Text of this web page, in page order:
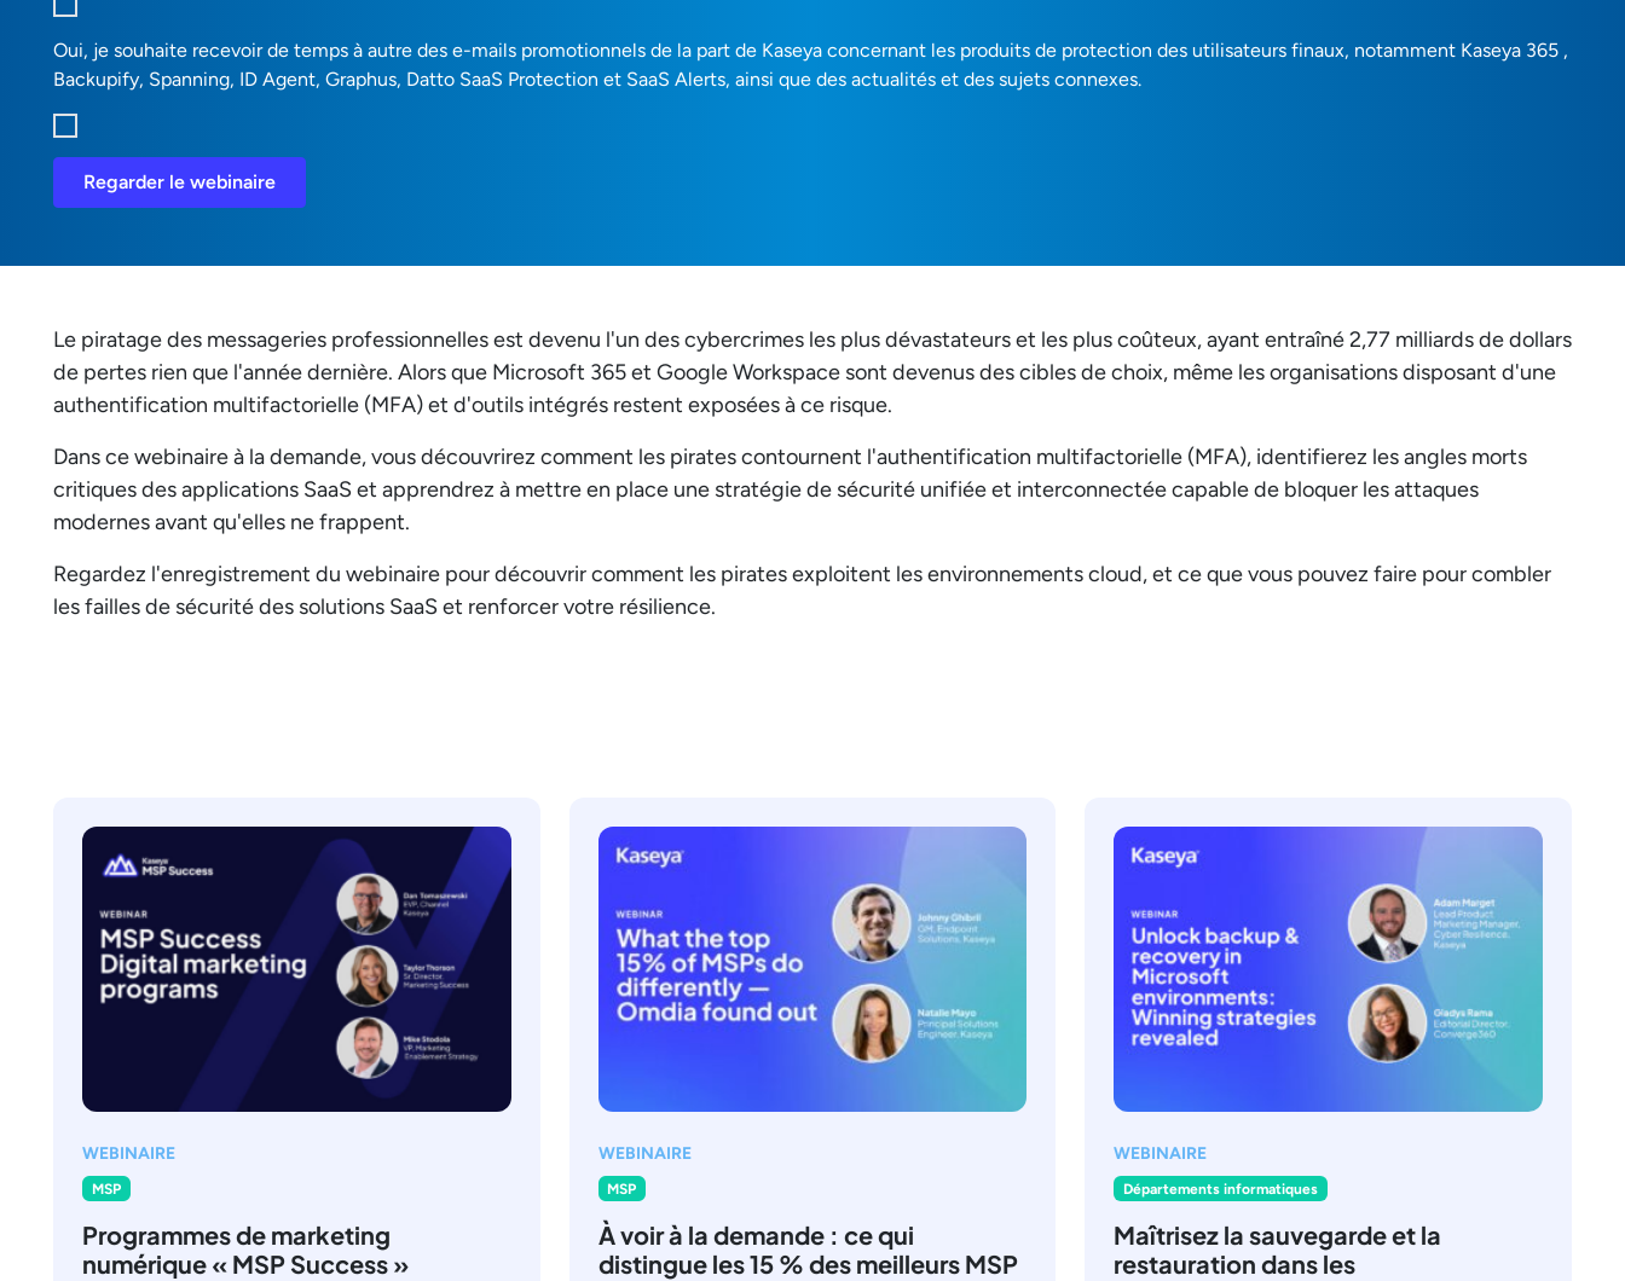
Oui, je souhaite recevoir de temps à autre des e-mails promotionnels de la part de Kaseya concernant les produits de protection des utilisateurs finaux, notamment Kaseya 365 ,
Backupify, Spanning, ID Agent, Graphus, Datto SaaS Protection et SaaS Alerts, ainsi que des actualités et des sujets connexes.
Regarder le webinaire
Le piratage des messageries professionnelles est devenu l'un des cybercrimes les plus dévastateurs et les plus coûteux, ayant entraîné 2,77 milliards de dollars
de pertes rien que l'année dernière. Alors que Microsoft 365 et Google Workspace sont devenus des cibles de choix, même les organisations disposant d'une
authentification multifactorielle (MFA) et d'outils intégrés restent exposées à ce risque.
Dans ce webinaire à la demande, vous découvrirez comment les pirates contournent l'authentification multifactorielle (MFA), identifierez les angles morts
critiques des applications SaaS et apprendrez à mettre en place une stratégie de sécurité unifiée et interconnectée capable de bloquer les attaques
modernes avant qu'elles ne frappent.
Regardez l'enregistrement du webinaire pour découvrir comment les pirates exploitent les environnements cloud, et ce que vous pouvez faire pour combler
les failles de sécurité des solutions SaaS et renforcer votre résilience.
WEBINAIRE
MSP
Programmes de marketing
numérique « MSP Success »
WEBINAIRE
MSP
À voir à la demande : ce qui
distingue les 15 % des meilleurs MSP
WEBINAIRE
Départements informatiques
Maîtrisez la sauvegarde et la
restauration dans les